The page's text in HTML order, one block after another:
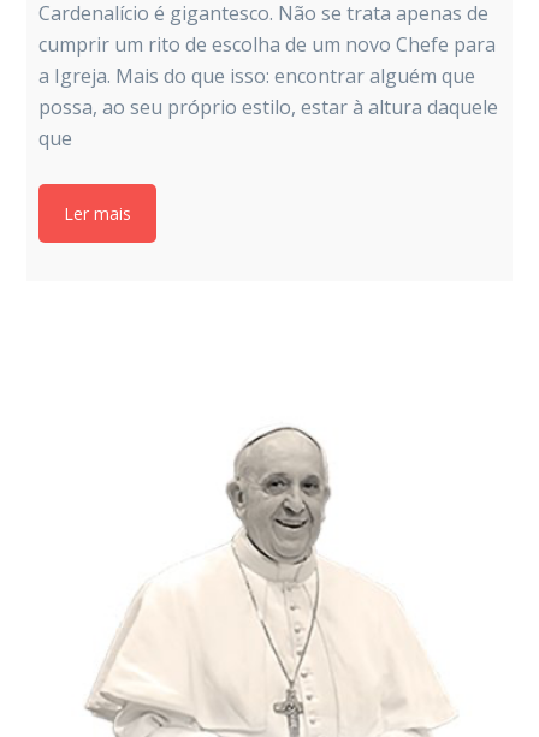
Cardenalício é gigantesco. Não se trata apenas de
cumprir um rito de escolha de um novo Chefe para
a Igreja. Mais do que isso: encontrar alguém que
possa, ao seu próprio estilo, estar à altura daquele
que
Ler mais